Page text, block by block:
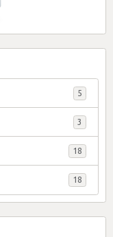
5
3
18
18